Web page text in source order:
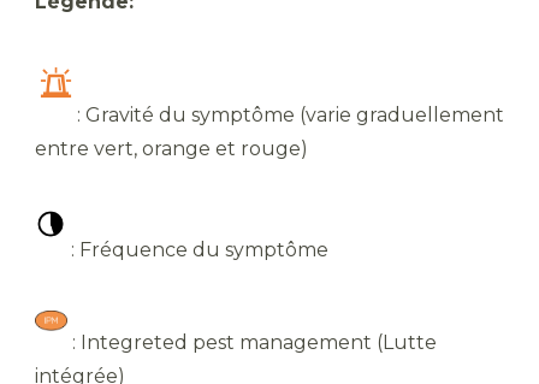
​: Gravité du symptôme (varie graduellement
entre vert, orange et rouge)
​ : Fréquence du symptôme
​ : Integreted pest management (Lutte
intégrée)